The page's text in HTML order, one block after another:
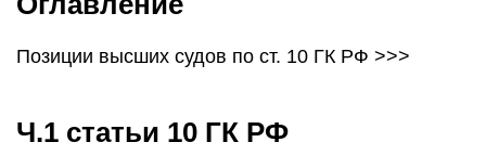
Позиции высших судов по ст. 10 ГК РФ >>>
Ч.1 статьи 10 ГК РФ